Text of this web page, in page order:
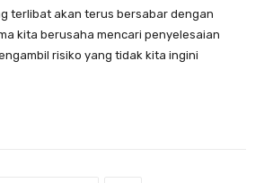
terlibat akan terus bersabar dengan
kita berusaha mencari penyelesaian
risiko yang tidak kita ingini